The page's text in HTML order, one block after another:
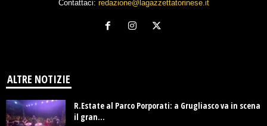
Contattaci: redazione@lagazzettatorinese.it
ALTRE NOTIZIE
R.Estate al Parco Porporati: a Grugliasco va in scena
il gran...